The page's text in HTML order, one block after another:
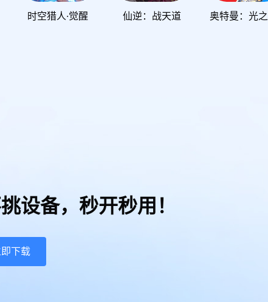
时空猎人·觉醒 仙逆：战天道
设备，秒开秒用！
下载